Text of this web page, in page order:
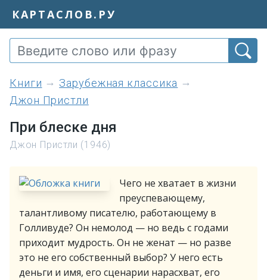
КАРТАСЛОВ.РУ
книги
Зарубежная классика
Джон Пристли
При блеске дня
Джон Пристли (1946)
Чего не хватает в жизни
преуспевающему,
талантливому писателю, работающему в
Голливуде? Он немолод — но ведь с годами
приходит мудрость. Он не женат — но разве
это не его собственный выбор? У него есть
деньги и имя, его сценарии нарасхват, его